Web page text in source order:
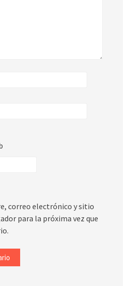
correo electrónico y sitio
para la próxima vez que